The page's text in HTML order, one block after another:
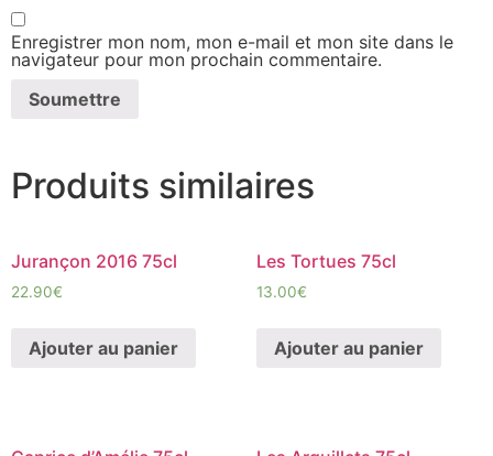
Enregistrer mon nom, mon e-mail et mon site dans le
navigateur pour mon prochain commentaire.
Produits similaires
Jurançon 2016 75cl
22.90€
Ajouter au panier
Les Tortues 75cl
13.00€
Ajouter au panier